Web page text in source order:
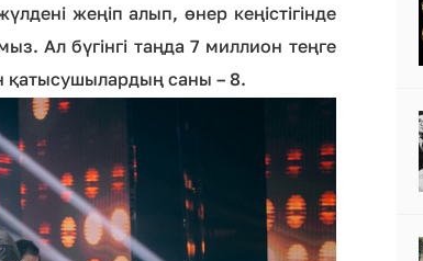
жеңіп алып, өнер кеңістігінде
Ал бүгінгі таңда 7 миллион теңге
қатысушылардың саны – 8.